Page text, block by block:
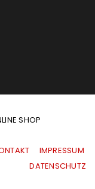
SHOP
IMPRESSUM
|DATENSCHUTZ